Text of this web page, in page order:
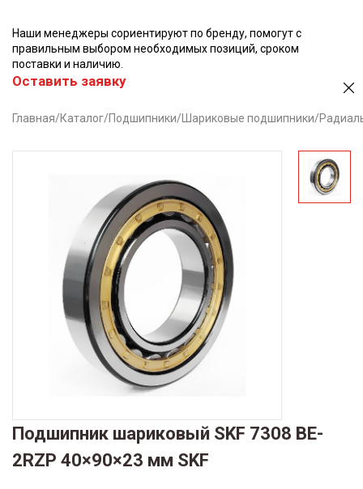
Наши менеджеры сориентируют по бренду, помогут с
правильным выбором необходимых позиций, сроком
поставки и наличию.
Оставить заявку
Главная/Каталог/Подшипники/ Шариковые подшипники/
Подшипник шариковый SKF 7308 BE-
2RZP 40×90×23 мм SKF